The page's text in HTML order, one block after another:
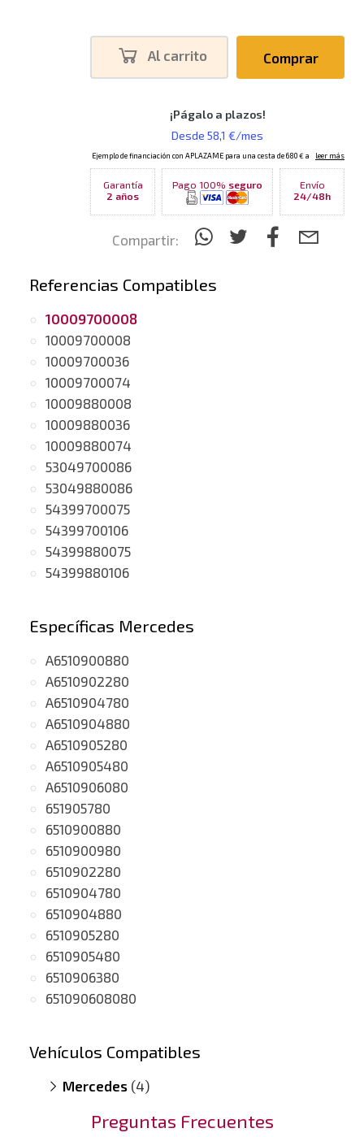
Al carrito Comprar
Garantía
2 años
Pago 100% seguro
Envío
24/48h
Compartir:
Referencias Compatibles
10009700008
10009700008
10009700036
10009700074
10009880008
10009880036
10009880074
53049700086
53049880086
54399700075
54399700106
54399880075
54399880106
Específicas Mercedes
A6510900880
A6510902280
A6510904780
A6510904880
A6510905280
A6510905480
A6510906080
651905780
6510900880
6510900980
6510902280
6510904780
6510904880
6510905280
6510905480
6510906380
651090608080
Vehículos Compatibles
Mercedes (4)
Sprinter 216 CDI (motor A651)
Preguntas Frecuentes